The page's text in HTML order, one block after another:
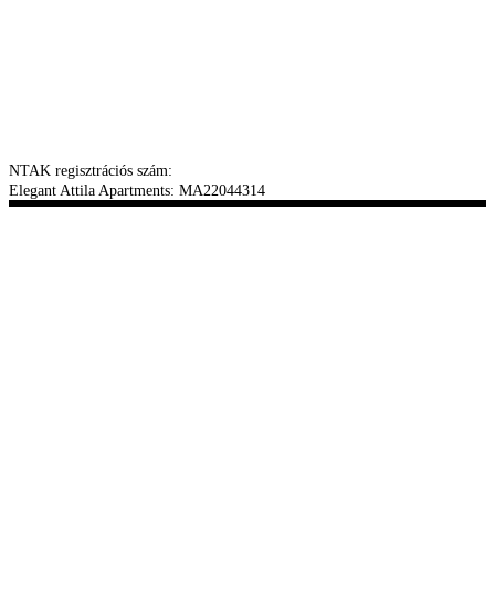
NTAK regisztrációs szám:
Elegant Attila Apartments: MA22044314